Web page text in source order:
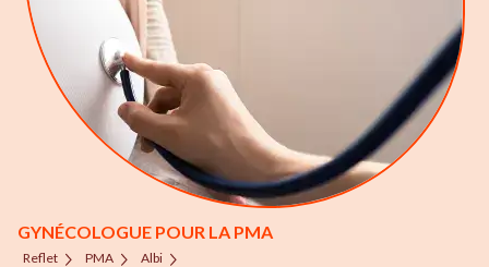
GYNÉCOLOGUE POUR LA PMA
Reflet PMA
Albi